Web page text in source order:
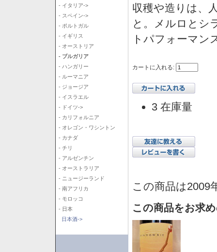
- イタリア->
- スペイン->
- ポルトガル
- イギリス
- オーストリア
- ブルガリア
- ハンガリー
- ルーマニア
- ジョージア
- イスラエル
- ドイツ->
- カリフォルニア
- オレゴン・ワシントン
- カナダ
- チリ
- アルゼンチン
- オーストラリア
- ニュージーランド
- 南アフリカ
- モロッコ
- 日本
日本酒->
収穫や造りは、
と。メルロとシ
トパフォーマン
カートに入れる:
3 在庫量
この商品は2009
この商品をお求